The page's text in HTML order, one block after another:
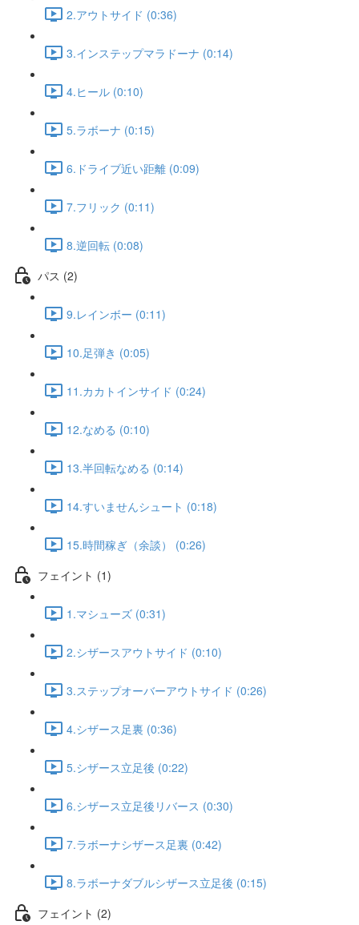
2.アウトサイド (0:36)
3.インステップマラドーナ (0:14)
4.ヒール (0:10)
5.ラボーナ (0:15)
6.ドライブ近い距離 (0:09)
7.フリック (0:11)
8.逆回転 (0:08)
パス (2)
9.レインボー (0:11)
10.足弾き (0:05)
11.カカトインサイド (0:24)
12.なめる (0:10)
13.半回転なめる (0:14)
14.すいませんシュート (0:18)
15.時間稼ぎ（余談） (0:26)
フェイント (1)
1.マシューズ (0:31)
2.シザースアウトサイド (0:10)
3.ステップオーバーアウトサイド (0:26)
4.シザース足裏 (0:36)
5.シザース立足後 (0:22)
6.シザース立足後リバース (0:30)
7.ラボーナシザース足裏 (0:42)
8.ラボーナダブルシザース立足後 (0:15)
フェイント (2)